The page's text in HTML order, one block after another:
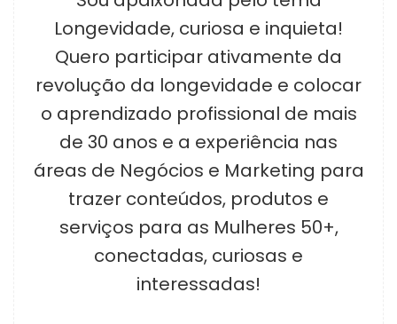
Longevidade, curiosa e inquieta!
Quero participar ativamente da
revolução da longevidade e colocar
o aprendizado profissional de mais
de 30 anos e a experiência nas
áreas de Negócios e Marketing para
trazer conteúdos, produtos e
serviços para as Mulheres 50+,
conectadas, curiosas e
interessadas!